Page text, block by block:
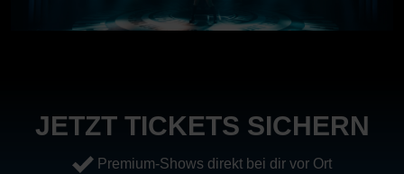
JETZT TICKETS SICHERN
Premium-Shows direkt bei dir vor Ort